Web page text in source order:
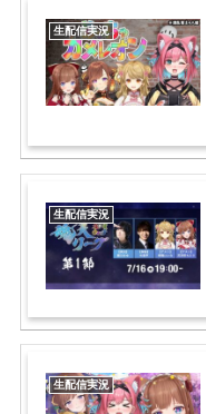
生配信実況
生配信実況
生配信実況